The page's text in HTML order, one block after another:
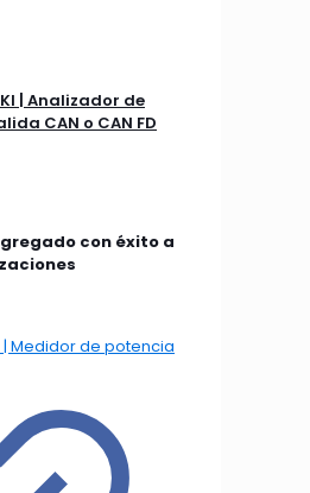
| Analizador de
CAN o CAN FD
con éxito a